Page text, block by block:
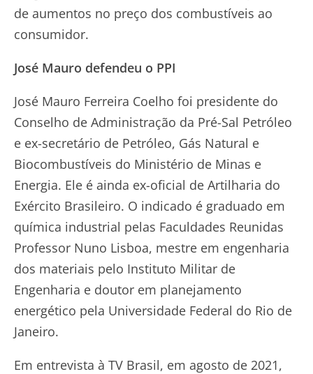
de aumentos no preço dos combustíveis ao
consumidor.
José Mauro defendeu o PPI
José Mauro Ferreira Coelho foi presidente do
Conselho de Administração da Pré-Sal Petróleo
e ex-secretário de Petróleo, Gás Natural e
Biocombustíveis do Ministério de Minas e
Energia. Ele é ainda ex-oficial de Artilharia do
Exército Brasileiro. O indicado é graduado em
química industrial pelas Faculdades Reunidas
Professor Nuno Lisboa, mestre em engenharia
dos materiais pelo Instituto Militar de
Engenharia e doutor em planejamento
energético pela Universidade Federal do Rio de
Janeiro.
Em entrevista à TV Brasil, em agosto de 2021,